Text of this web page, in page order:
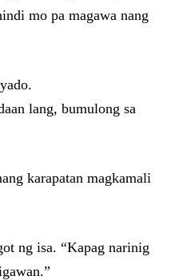
mo pa magawa nang
lang, bumulong sa
karapatan magkamali
ng isa. “Kapag narinig